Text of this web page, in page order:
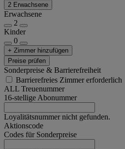
2 Erwachsene
Erwachsene
2
Kinder
0
+ Zimmer hinzufügen
Preise prüfen
Sonderpreise & Barrierefreiheit
Barrierefreies Zimmer erforderlich
ALL Treuenummer
16-stellige Abonummer
Loyalitätsnummer nicht gefunden.
Aktionscode
Codes für Sonderpreise